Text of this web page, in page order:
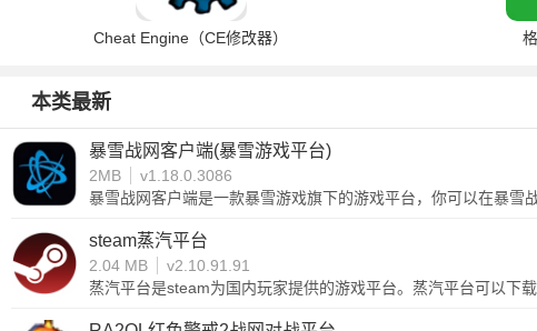
Cheat Engine（CE修改器）
本类最新
暴雪战网客户端(暴雪游戏平台)
2MB
v1.18.0.3086
暴雪战网客户端是一款暴雪游戏旗下的游戏平台，你可以在暴
steam蒸汽平台
2.04 MB
v2.10.91.91
蒸汽平台是steam为国内玩家提供的游戏平台。蒸汽平台可以下